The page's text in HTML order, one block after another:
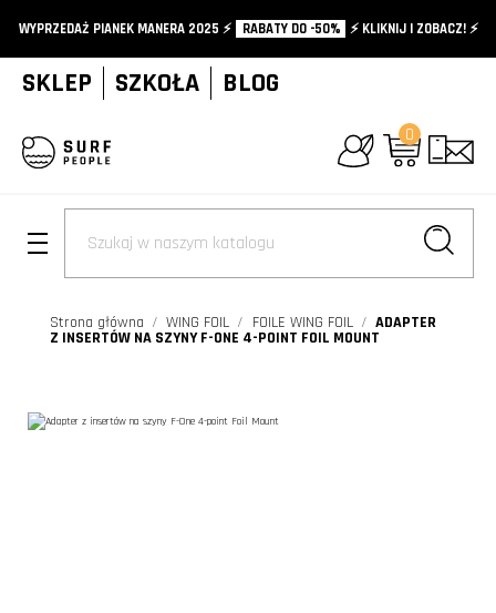
WYPRZEDAŻ PIANEK MANERA 2025 ⚡️ RABATY DO -50% ⚡️ KLIKNIJ I ZOBACZ! ⚡️
SKLEP SZKOŁA BLOG
0
+
Strona główna WING FOIL FOILE WING FOIL ADAPTER
Z INSERTÓW NA SZYNY F-ONE 4-POINT FOIL MOUNT